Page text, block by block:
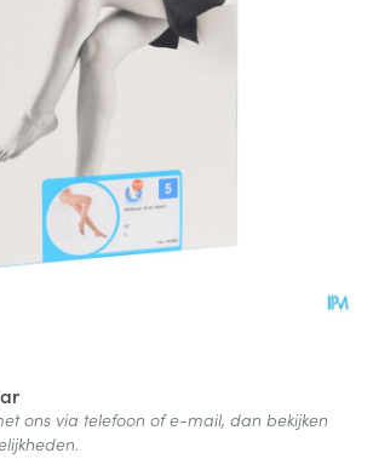
ons via telefoon of e-mail, dan bekijken